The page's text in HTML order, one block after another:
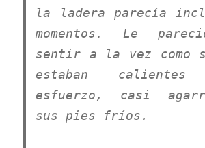
la ladera parecía
momentos. Le
sentir a la vez como
estaban
esfuerzo, casi
sus pies fríos.